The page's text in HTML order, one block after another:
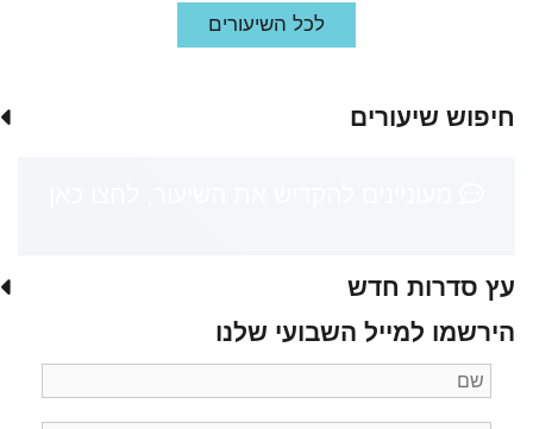
לכל השיעורים
חיפוש שיעורים
עץ סדרות חדש
הירשמו למייל השבועי שלנו